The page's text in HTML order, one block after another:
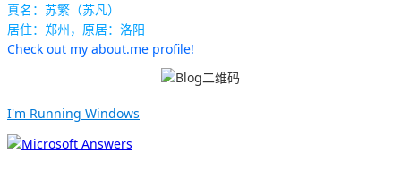
真名：苏繁（苏凡）
居住：郑州，原居：洛阳
Check out my about.me profile!
I'm Running Windows